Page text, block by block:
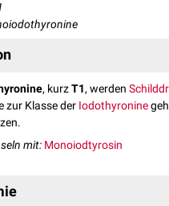
, kurzT1, werden
zur Klasse der Iodothyronine
mit: Monoiodtyrosin